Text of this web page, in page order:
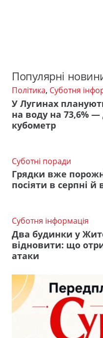
Популярні
Політика, Суботня
У Лугинах
на воду на 73,6% —
кубометр
Суботні поради
Грядки вже
посіяти в серпні й
Суботня інформація
Два будинки у
відновити: що
атаки